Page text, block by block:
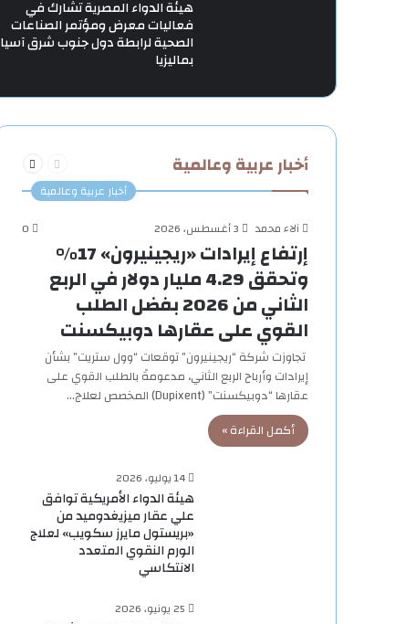
هيئة الدواء المصرية تشارك في
فعاليات معرض ومؤتمر الصناعات
الصحية لرابطة دول جنوب شرق آسيا
بماليزيا
أخبار عربية وعالمية
الصفحة
أخبار عربية وعالمية
آلاء محمد
3 أغسطس، 2026 0
إرتفاع إيرادات «ريجينيرون» 17%
وتحقق 4.29 مليار دولار في الربع
الثاني من 2026 بفضل الطلب
القوي على عقارها دوبيكسنت
تجاوزت شركة “ريجينيرون” توقعات “وول ستريت” بشأن
إيرادات وأرباح الربع الثاني، مدعومةً بالطلب القوي على
عقارها “دوبيكسنت” (Dupixent) المخصص لعلاج…
أكمل القراءة »
14 يوليو، 2026
هيئة الدواء الأمريكية توافق
علي عقار ميزيغدوميد من
«بريستول مايرز سكويب» لعلاج
الورم النقوي المتعدد
الانتكاسي
25 يونيو، 2026